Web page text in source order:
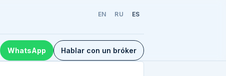
EN RU ES
WhatsApp Hablar con un bróker